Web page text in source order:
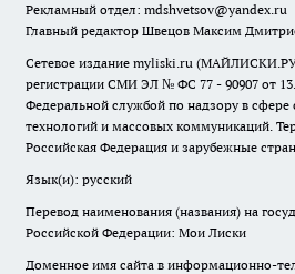
Рекламный отдел: mdshvetsov@yandex.ru
Главный редактор Швецов Максим
Сетевое издание myliski.ru
регистрации СМИ ЭЛ № ФС 77 - 90907 от
Федеральной службой по надзору в
технологий и массовых коммуникаций.
Российская Федерация и зарубежные
Язык(и): русский
Перевод наименования (названия) на
Российской Федерации: Мои Лиски
Доменное имя сайта в информационно-